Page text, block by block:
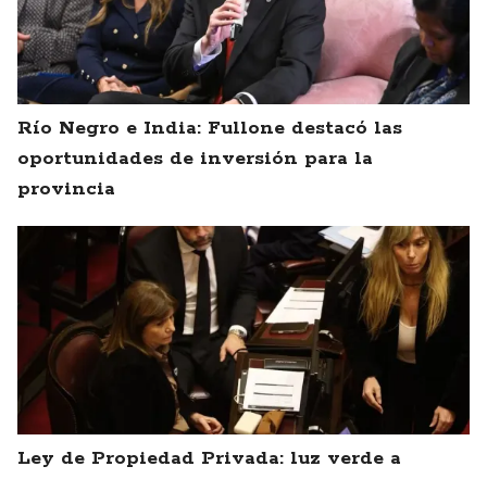
Río Negro e India: Fullone destacó las
oportunidades de inversión para la
provincia
Ley de Propiedad Privada: luz verde a